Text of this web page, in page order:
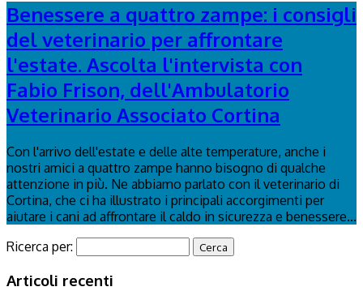
Benessere a quattro zampe: i consigli
del veterinario per affrontare
l'estate. Ascolta l'intervista con
Fabio Frison, dell'Ambulatorio
Veterinario Associato Cortina
Con l'arrivo dell'estate e delle alte temperature, anche i
nostri amici a quattro zampe hanno bisogno di qualche
attenzione in più. Ne abbiamo parlato con il veterinario di
Cortina, che ci ha illustrato i principali accorgimenti per
aiutare i cani ad affrontare il caldo in sicurezza e benessere...
Ricerca per:
Articoli recenti